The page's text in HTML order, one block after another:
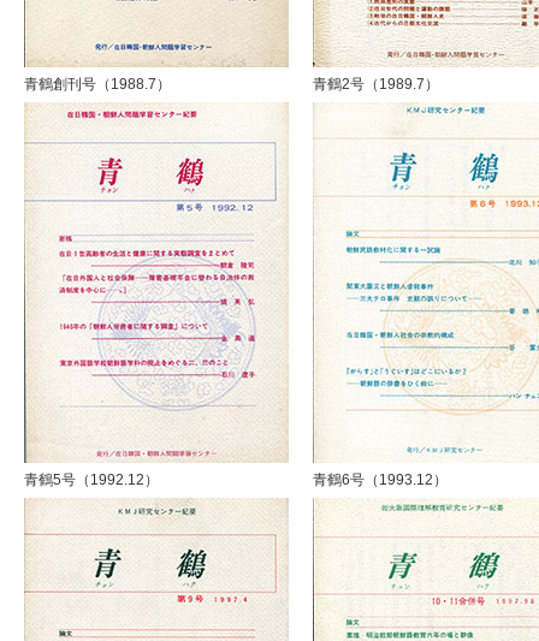
青鶴創刊号（1988.7） 青鶴2号（1989.7）
青鶴5号（1992.12） 青鶴6号（1993.12）